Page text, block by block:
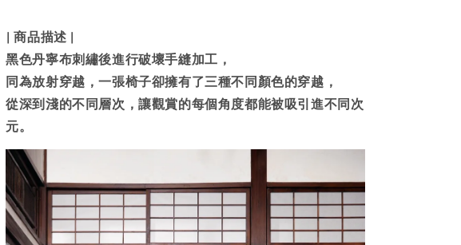
| 商品描述 |
黑色丹寧布刺繡後進行破壞手縫加工，
同為放射穿越，一張椅子卻擁有了三種不同顏色的穿越，
從深到淺的不同層次，讓觀賞的每個角度都能被吸引進不同次
元。